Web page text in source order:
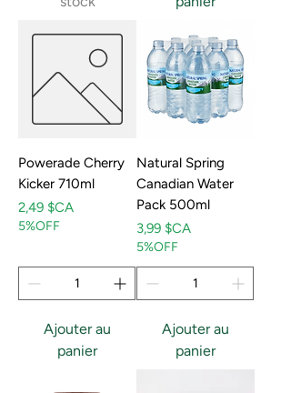
Powerade Cherry
Kicker 710ml
Prix
2,49 $CA
5%OFF
Ajouter au
panier
Natural Spring
Canadian Water
Pack 500ml
Prix
3,99 $CA
5%OFF
Ajouter au
panier